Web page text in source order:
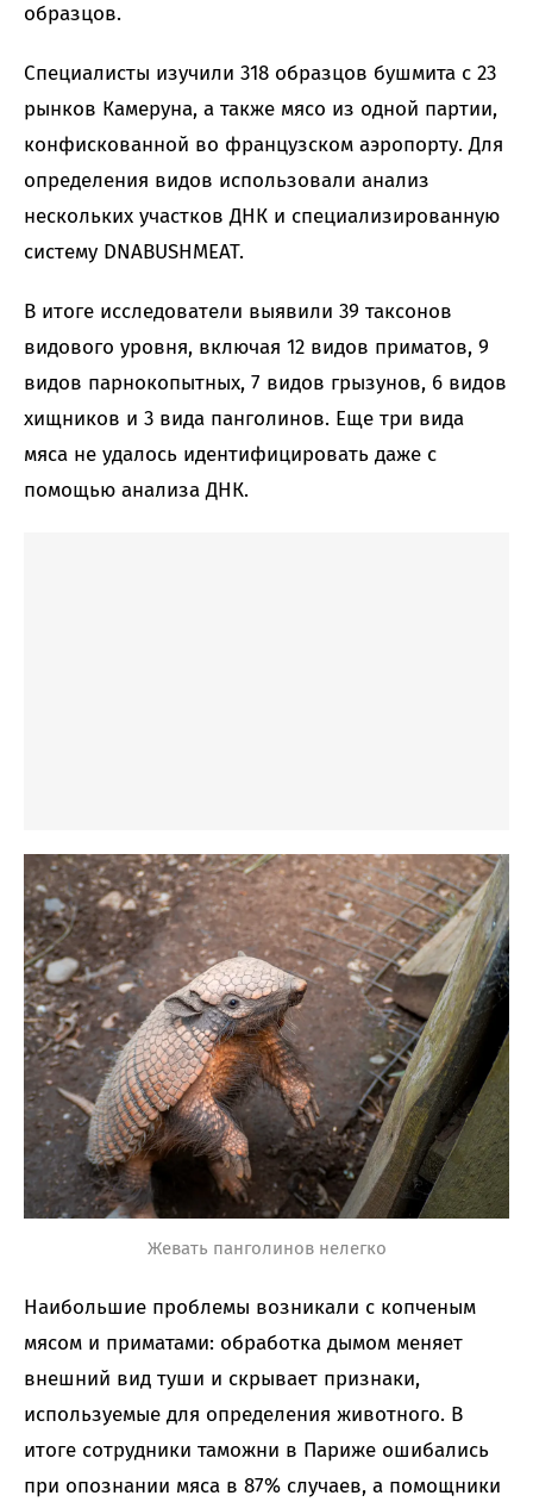
образцов.
Специалисты изучили 318 образцов бушмита с 23
рынков Камеруна, а также мясо из одной партии,
конфискованной во французском аэропорту. Для
определения видов использовали анализ
нескольких участков ДНК и специализированную
систему DNABUSHMEAT.
В итоге исследователи выявили 39 таксонов
видового уровня, включая 12 видов приматов, 9
видов парнокопытных, 7 видов грызунов, 6 видов
хищников и 3 вида панголинов. Еще три вида
мяса не удалось идентифицировать даже с
помощью анализа ДНК.
Жевать панголинов нелегко
Наибольшие проблемы возникали с копченым
мясом и приматами: обработка дымом меняет
внешний вид туши и скрывает признаки,
используемые для определения животного. В
итоге сотрудники таможни в Париже ошибались
при опознании мяса в 87% случаев, а помощники